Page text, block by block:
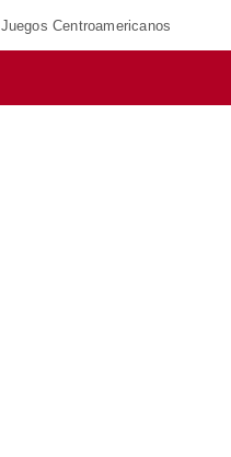
Juegos Centroamericanos